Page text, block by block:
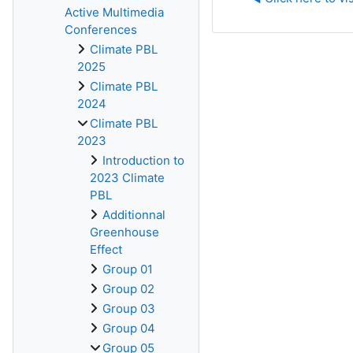
Active Multimedia
Conferences
Climate PBL
2025
Climate PBL
2024
Climate PBL
2023
Introduction to
2023 Climate
PBL
Additionnal
Greenhouse
Effect
Group 01
Group 02
Group 03
Group 04
Group 05